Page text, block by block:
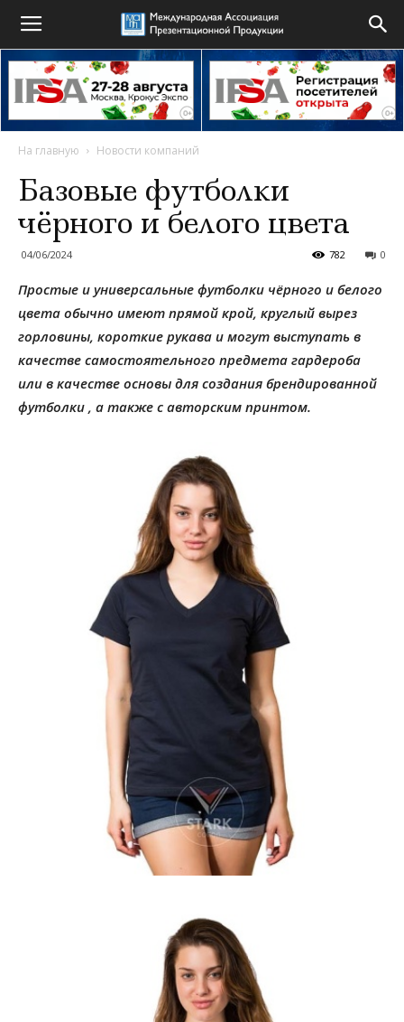
На главную Новости компаний
Базовые футболки
чёрного и белого цвета
04/06/2024 0
782
Простые и универсальные футболки чёрного и белого
цвета обычно имеют прямой крой, круглый вырез
горловины, короткие рукава и могут выступать в
качестве самостоятельного предмета гардероба
или в качестве основы для создания брендированной
футболки , а также с авторским принтом.